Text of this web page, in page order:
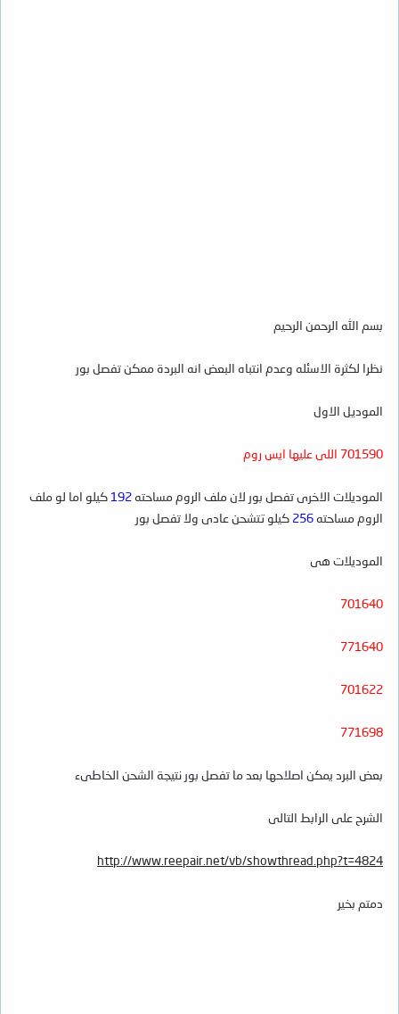
بسم الله الرحمن الرحيم
نظرا لكثرة الاسئله وعدم انتباه البعض انه البردة ممكن تفصل بور
الموديل الاول
701590 اللى عليها ايس روم
الموديلات الاخرى تفصل بور لان ملف الروم مساحته 192 كيلو اما لو ملف
الروم مساحته 256 كيلو تتشحن عادى ولا تفصل بور
الموديلات هى
701640
771640
701622
771698
بعض البرد يمكن اصلاحها بعد ما تفصل بور نتيجة الشحن الخاطىء
الشرح على الرابط التالى
http://www.reepair.net/vb/showthread.php?t=4824
دمتم بخير